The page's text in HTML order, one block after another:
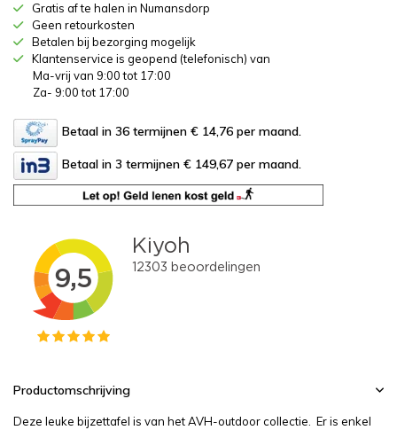
Gratis af te halen in Numansdorp
Geen retourkosten
Betalen bij bezorging mogelijk
Klantenservice is geopend (telefonisch) van
Ma-vrij van 9:00 tot 17:00
Za- 9:00 tot 17:00
Betaal in 36 termijnen € 14,76 per maand.
Betaal in 3 termijnen € 149,67 per maand.
Productomschrijving
Deze leuke bijzettafel is van het AVH-outdoor collectie. Er is enkel